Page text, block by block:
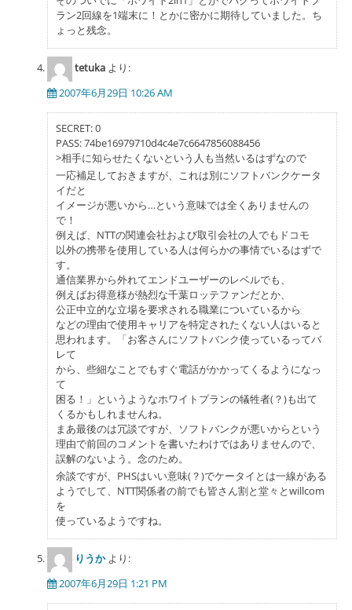
ラン2回線を1端末に！とかに密かに期待していました。ち
ょっと残念。
tetuka より:
2007年6月29日 10:26 AM
SECRET: 0
PASS: 74be16979710d4c4e7c6647856088456
>相手に知らせたくないという人も当然いるはずなので
一応補足しておきますが、これは別にソフトバンクケータ
イだと
イメージが悪いから…という意味では全くありませんの
で！
例えば、NTTの関連会社および取引会社の人でもドコモ
以外の携帯を使用している人は何らかの事情でいるはずで
す。
通信業界から外れてエンドユーザーのレベルでも、
例えばお得意様が熱烈な千葉ロッテファンだとか、
公正中立的な立場を要求される職業についているから
などの理由で使用キャリアを特定されたくない人はいると
思われます。「お客さんにソフトバンク使っているってバ
レて
から、些細なことでもすぐ電話がかかってくるようになっ
て
困る！」というようなホワイトプランの犠牲者(？)も出て
くるかもしれませんね。
まあ最後のは冗談ですが、ソフトバンクが悪いからという
理由で前回のコメントを書いたわけではありませんので、
誤解のないよう。念のため。
余談ですが、PHSはいい意味(？)でケータイとは一線がある
ようでして、NTT関係者の前でも皆さん割と堂々とwillcom
を
使っているようですね。
りうか より:
2007年6月29日 1:21 PM